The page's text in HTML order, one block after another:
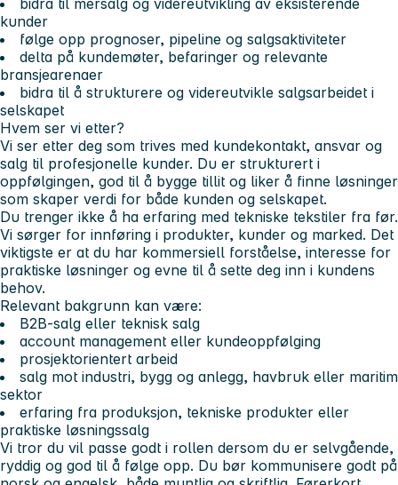
bidra til mersalg og videreutvikling av eksisterende
kunder
følge opp prognoser, pipeline og salgsaktiviteter
delta på kundemøter, befaringer og relevante
bransjearenaer
bidra til å strukturere og videreutvikle salgsarbeidet i
selskapet
Hvem ser vi etter?
Vi ser etter deg som trives med kundekontakt, ansvar og
salg til profesjonelle kunder. Du er strukturert i
oppfølgingen, god til å bygge tillit og liker å finne løsninger
som skaper verdi for både kunden og selskapet.
Du trenger ikke å ha erfaring med tekniske tekstiler fra før.
Vi sørger for innføring i produkter, kunder og marked. Det
viktigste er at du har kommersiell forståelse, interesse for
praktiske løsninger og evne til å sette deg inn i kundens
behov.
Relevant bakgrunn kan være:
B2B-salg eller teknisk salg
account management eller kundeoppfølging
prosjektorientert arbeid
salg mot industri, bygg og anlegg, havbruk eller maritim
sektor
erfaring fra produksjon, tekniske produkter eller
praktiske løsningssalg
Vi tror du vil passe godt i rollen dersom du er selvgående,
ryddig og god til å følge opp. Du bør kommunisere godt på